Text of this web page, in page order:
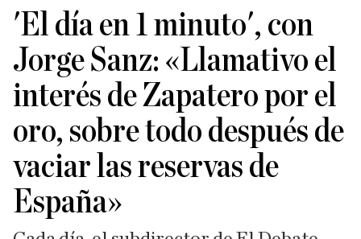
'El día en 1 minuto', con
Jorge Sanz: «Llamativo el
interés de Zapatero por el
oro, sobre todo después de
vaciar las reservas de
España»